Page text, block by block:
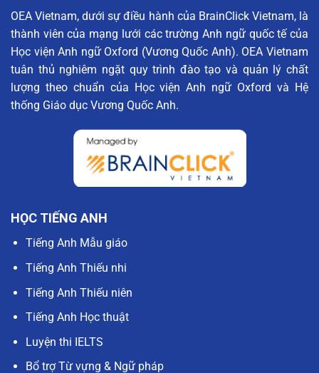
OEA Vietnam, dưới sự điều hành của BrainClick Vietnam, là
thành viên của mạng lưới các trường Anh ngữ quốc tế của
Học viện Anh ngữ Oxford (Vương Quốc Anh). OEA Vietnam
tuân thủ nghiêm ngặt quy trình đào tạo và quản lý chất
lượng theo chuẩn của Học viện Anh ngữ Oxford và Hệ
thống Giáo dục Vương Quốc Anh.
HỌC TIẾNG ANH
Tiếng Anh Mẫu giáo
Tiếng Anh Thiếu nhi
Tiếng Anh Thiếu niên
Tiếng Anh Học thuật
Luyện thi IELTS
Bổ trợ Từ vựng & Ngữ pháp